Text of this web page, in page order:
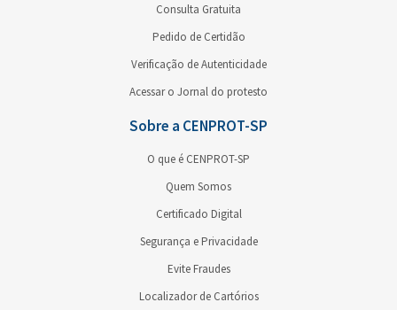
Consulta Gratuita
Pedido de Certidão
Verificação de Autenticidade
Acessar o Jornal do protesto
Sobre a CENPROT-SP
O que é CENPROT-SP
Quem Somos
Certificado Digital
Segurança e Privacidade
Evite Fraudes
Localizador de Cartórios